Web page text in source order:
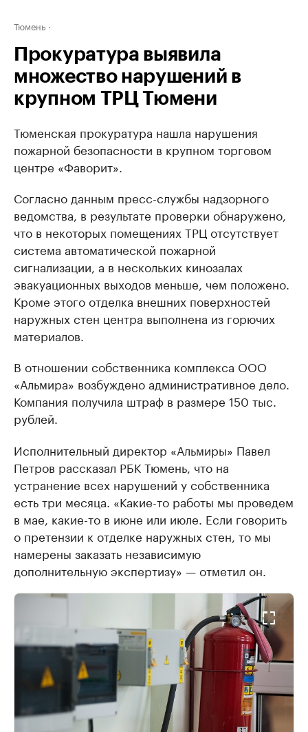
Тюмень
Прокуратура выявила
множество нарушений в
крупном ТРЦ Тюмени
Тюменская прокуратура нашла нарушения
пожарной безопасности в крупном торговом
центре «Фаворит».
Согласно данным пресс-службы надзорного
ведомства, в результате проверки обнаружено,
что в некоторых помещениях ТРЦ отсутствует
система автоматической пожарной
сигнализации, а в нескольких кинозалах
эвакуационных выходов меньше, чем положено.
Кроме этого отделка внешних поверхностей
наружных стен центра выполнена из горючих
материалов.
В отношении собственника комплекса ООО
«Альмира» возбуждено административное дело.
Компания получила штраф в размере 150 тыс.
рублей.
Исполнительный директор «Альмиры» Павел
Петров рассказал РБК Тюмень, что на
устранение всех нарушений у собственника
есть три месяца. «Какие-то работы мы проведем
в мае, какие-то в июне или июле. Если говорить
о претензии к отделке наружных стен, то мы
намерены заказать независимую
дополнительную экспертизу» — отметил он.